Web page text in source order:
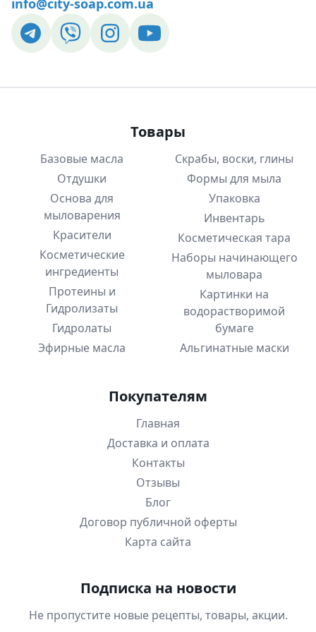
Товары
Базовые масла
Отдушки
Основа для
мыловарения
Красители
Косметические
ингредиенты
Протеины и
Гидролизаты
Гидролаты
Эфирные масла
Скрабы, воски, глины
Формы для мыла
Упаковка
Инвентарь
Косметическая тара
Наборы начинающего
мыловара
Картинки на
водорастворимой
бумаге
Альгинатные маски
Покупателям
Главная
Доставка и оплата
Контакты
Отзывы
Блог
Договор публичной оферты
Карта сайта
Подписка на новости
Не пропустите новые рецепты, товары, акции.